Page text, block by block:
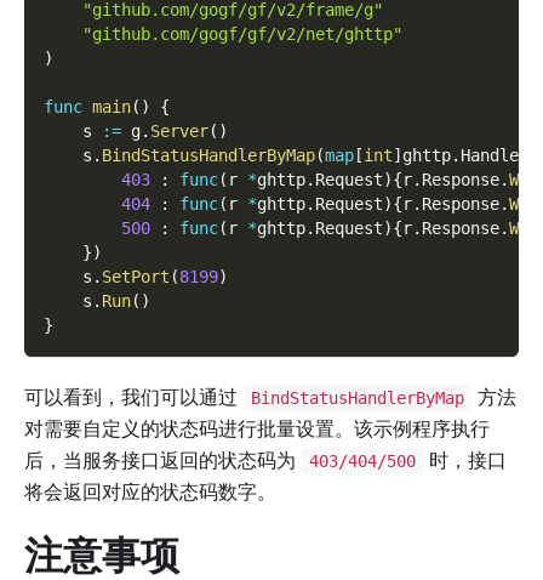
"github.com/gogf/gf/v2/frame/g"
"github.com/gogf/gf/v2/net/ghttp"
)
func main( )
{
    s
:= g. Server( )
    s
. BindStatusHandlerByMap(map [int] ghttp.
403
: func( r *ghttp. Request){r. Response.
404
: func( r *ghttp. Request){r. Response.
500
: func( r *ghttp. Request){r. Response.
})
    s
. SetPort (8199)
    s
. Run( )
}
可以看到，我们可以通过 BindStatusHandlerByMap
方法
对需要自定义的状态码进行批量设置。该示例程序执行
后，当服务接口返回的状态码为
403/404/500
时，接口
将会返回对应的状态码数字。
注意事项